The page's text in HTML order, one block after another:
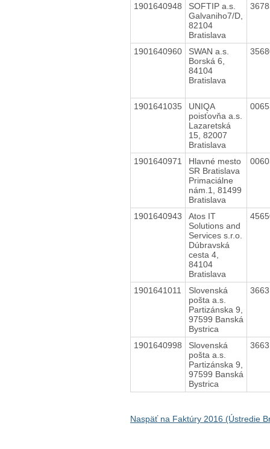
1901640948
SOFTIP a.s.
Galvaniho7/D,
82104
Bratislava
1901640960
SWAN a.s.
Borská 6,
84104
Bratislava
1901641035
UNIQA
poisťovňa a.s.
Lazaretská
15, 82007
Bratislava
1901640971
Hlavné mesto
SR Bratislava
Primaciálne
nám.1, 81499
Bratislava
1901640943
Atos IT
Solutions and
Services s.r.o.
Dúbravská
cesta 4,
84104
Bratislava
1901641011
Slovenská
pošta a.s.
Partizánska 9,
97599 Banská
Bystrica
1901640998
Slovenská
pošta a.s.
Partizánska 9,
97599 Banská
Bystrica
Naspäť na Faktúry 2016 (Ústredie